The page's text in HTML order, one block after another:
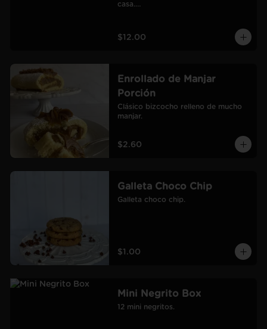
casa.
60 galletas pequeñas.
$12.00
Enrollado de Manjar
Porción
Clásico bizcocho relleno de mucho
manjar.
$2.60
Galleta Choco Chip
Galleta choco chip.
$1.00
Mini Negrito Box
12 mini negritos.